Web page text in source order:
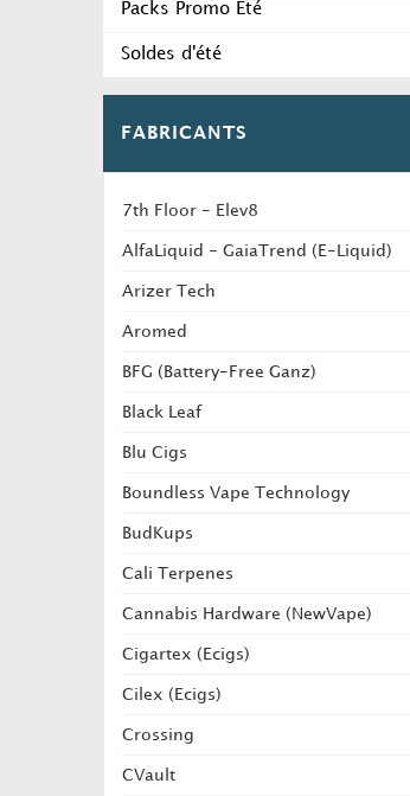
Packs Promo Été
Soldes d'été
FABRICANTS
7th Floor - Elev8
AlfaLiquid - GaiaTrend (E-Liquid)
Arizer Tech
Aromed
BFG (Battery-Free Ganz)
Black Leaf
Blu Cigs
Boundless Vape Technology
BudKups
Cali Terpenes
Cannabis Hardware (NewVape)
Cigartex (Ecigs)
Cilex (Ecigs)
Crossing
CVault